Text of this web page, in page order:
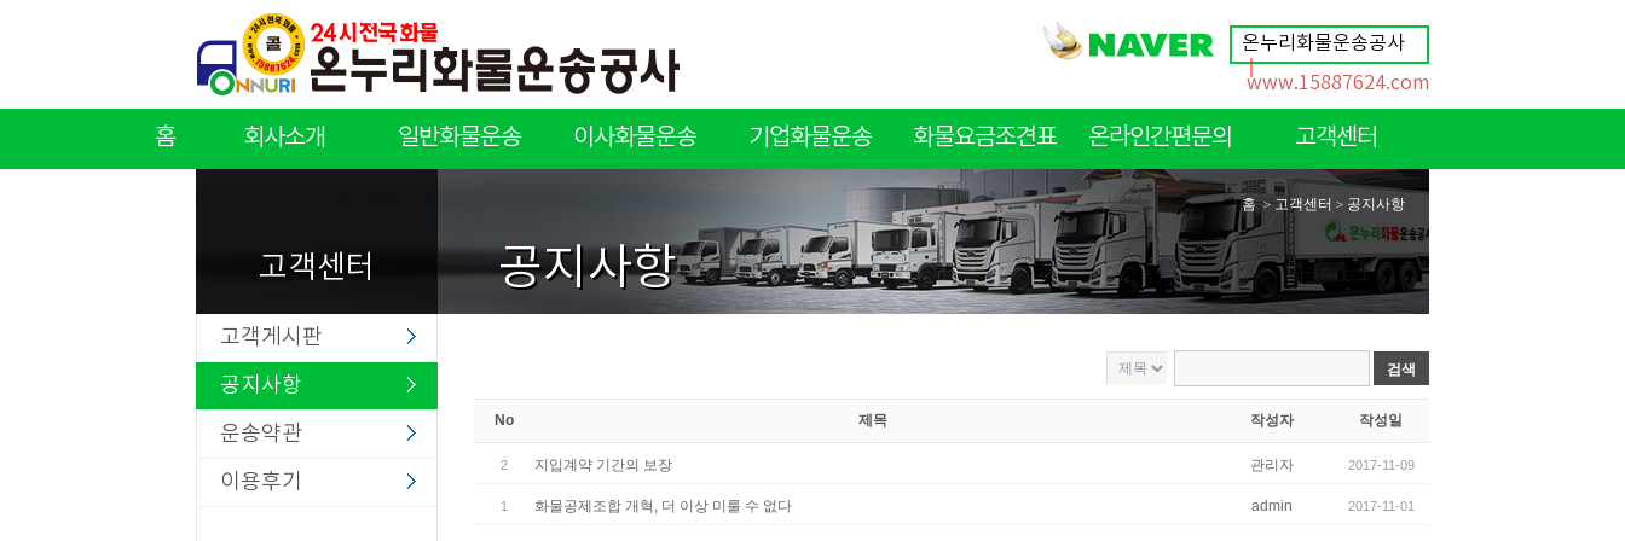
온누리화물운송공사
｜
www.15887624.com
홈 회사소개 일반화물운송 이사화물운송 기업화물운송 화물요금조견표
화물요금조견표
적재함규격
온라인간편문의
온라인간편문의
고객센터
고객게시판
공지사항
운송약관
이용후기
고객센터 공지사항
홈＞고객센터 ＞ 공지사항
고객게시판
공지사항
운송약관
이용후기
No 제목 작성자 작성일
2 지입계약 기간의 보장 관리자 2017-11-09
1 화물공제조합 개혁, 더 이상 미룰 수 없다 admin 2017-11-01